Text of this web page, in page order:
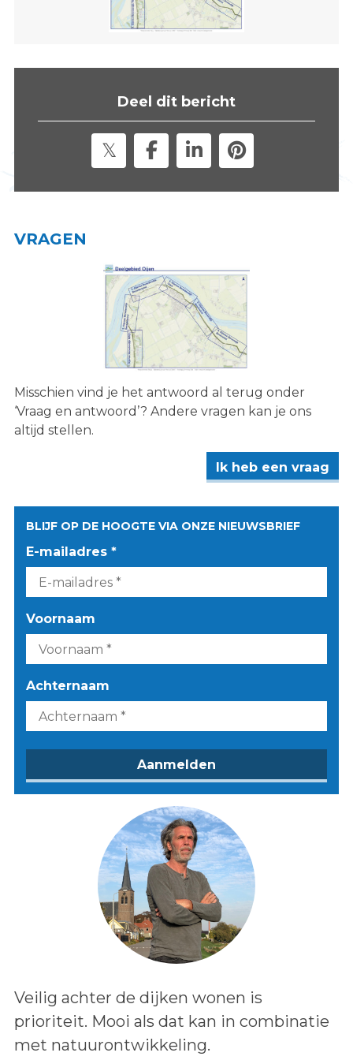
e
Deel dit bericht
VRAGEN
Misschien vind je het antwoord al terug onder
‘Vraag en antwoord’? Andere vragen kan je ons
altijd stellen.
Ik heb een vraag
BLIJF OP DE HOOGTE VIA ONZE NIEUWSBRIEF
E-mailadres *
Voornaam
Achternaam
Lees het bericht:
Veilig achter de dijken wonen is
prioriteit. Mooi als dat kan in combinatie
met natuurontwikkeling.